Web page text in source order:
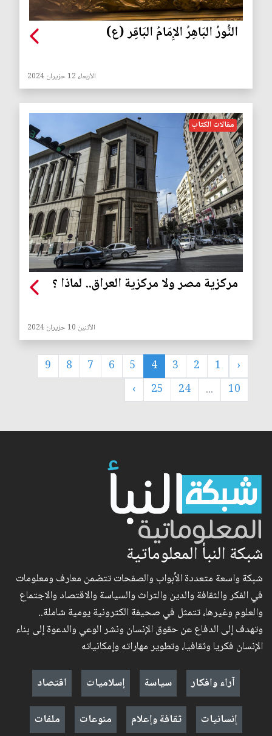
النُّورُ البَاهِرُ الإِمَامُ البَاقِر (ع)
الأربعاء 12 حزيران 2024
مقالات الكتاب
مركزية مصر ولا مركزية العراق.. لماذا ؟
الأثنين 10 حزيران 2024
‹
1
2
3
4
5
6
7
8
9
10
...
24
25
›
شبكة النبأ المعلوماتية
شبكة واسعة متعددة الأبواب والصفحات تتضمن معارف ومعلومات
في الفكر والثقافة والدين والتراث والسياسة والاقتصاد والاجتماع
والعلوم وغيرها، تتمثل في صحيفة الكترونية يومية شاملة..
وتهدف إلى الدفاع عن حقوق الإنسان ونشر الوعي والدعوة إلى بناء
الإنسان فكريا وثقافيا، وتطوير مهاراته وإمكانياته
آراء وافكار
سياسة إسلاميات
اقتصاد
إنسانيات
ثقافة وإعلام منوعات ملفات